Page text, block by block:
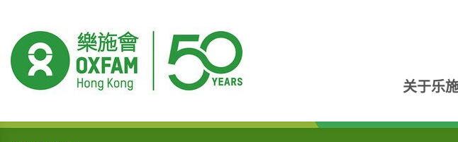
关于乐
开始主要内容